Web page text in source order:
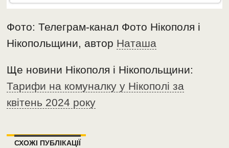
Фото: Телеграм-канал Фото Нікополя і
Нікопольщини, автор Наташа
Ще новини Нікополя і Нікопольщини:
Тарифи на комуналку у Нікополі за
квітень 2024 року
СХОЖІ ПУБЛІКАЦІЇ